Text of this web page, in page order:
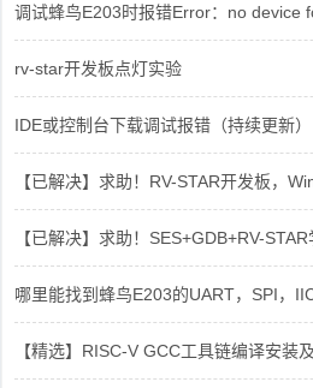
调试蜂鸟E203时报错Error：no device
rv-star开发板点灯实验
IDE或控制台下载调试报错（持续更新）
【已解决】求助！RV-STAR开发板，
【已解决】求助！SES+GDB+RV-
哪里能找到蜂鸟E203的UART，SPI，
【精选】RISC-V GCC工具链编译安装